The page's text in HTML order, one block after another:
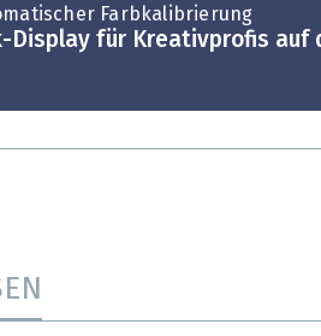
Farbkalibrierung
Display für Kreativprofis auf